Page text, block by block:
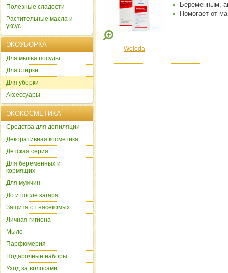
Беременным,
Помогает от
Weleda
Полезные сладости
Растительные масла и
уксус
ЭКОУБОРКА
Для мытья посуды
Для стирки
Для уборки
Аксессуары
ЭКОКОСМЕТИКА
Cредства для депиляции
Декоративная косметика
Детская серия
Для беременных и
кормящих
Для мужчин
До и после загара
Защита от насекомых
Личная гигиена
Мыло
Парфюмерия
Подарочные наборы
Уход за волосами